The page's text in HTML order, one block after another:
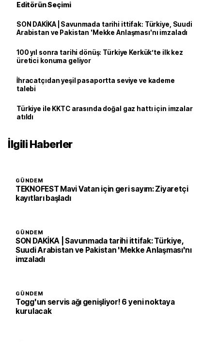
Editörün Seçimi
SON DAKİKA | Savunmada tarihi ittifak: Türkiye, Suudi
Arabistan ve Pakistan 'Mekke Anlaşması'nı imzaladı
100 yıl sonra tarihi dönüş: Türkiye Kerkük’te ilk kez
üretici konuma geliyor
İhracatçıdan yeşil pasaportta seviye ve kademe
talebi
Türkiye ile KKTC arasında doğal gaz hattı için imzalar
atıldı
İlgili Haberler
GÜNDEM
TEKNOFEST Mavi Vatan için geri sayım: Ziyaretçi
kayıtları başladı
GÜNDEM
SON DAKİKA | Savunmada tarihi ittifak: Türkiye,
Suudi Arabistan ve Pakistan 'Mekke Anlaşması'nı
imzaladı
GÜNDEM
Togg'un servis ağı genişliyor! 6 yeni noktaya
kurulacak